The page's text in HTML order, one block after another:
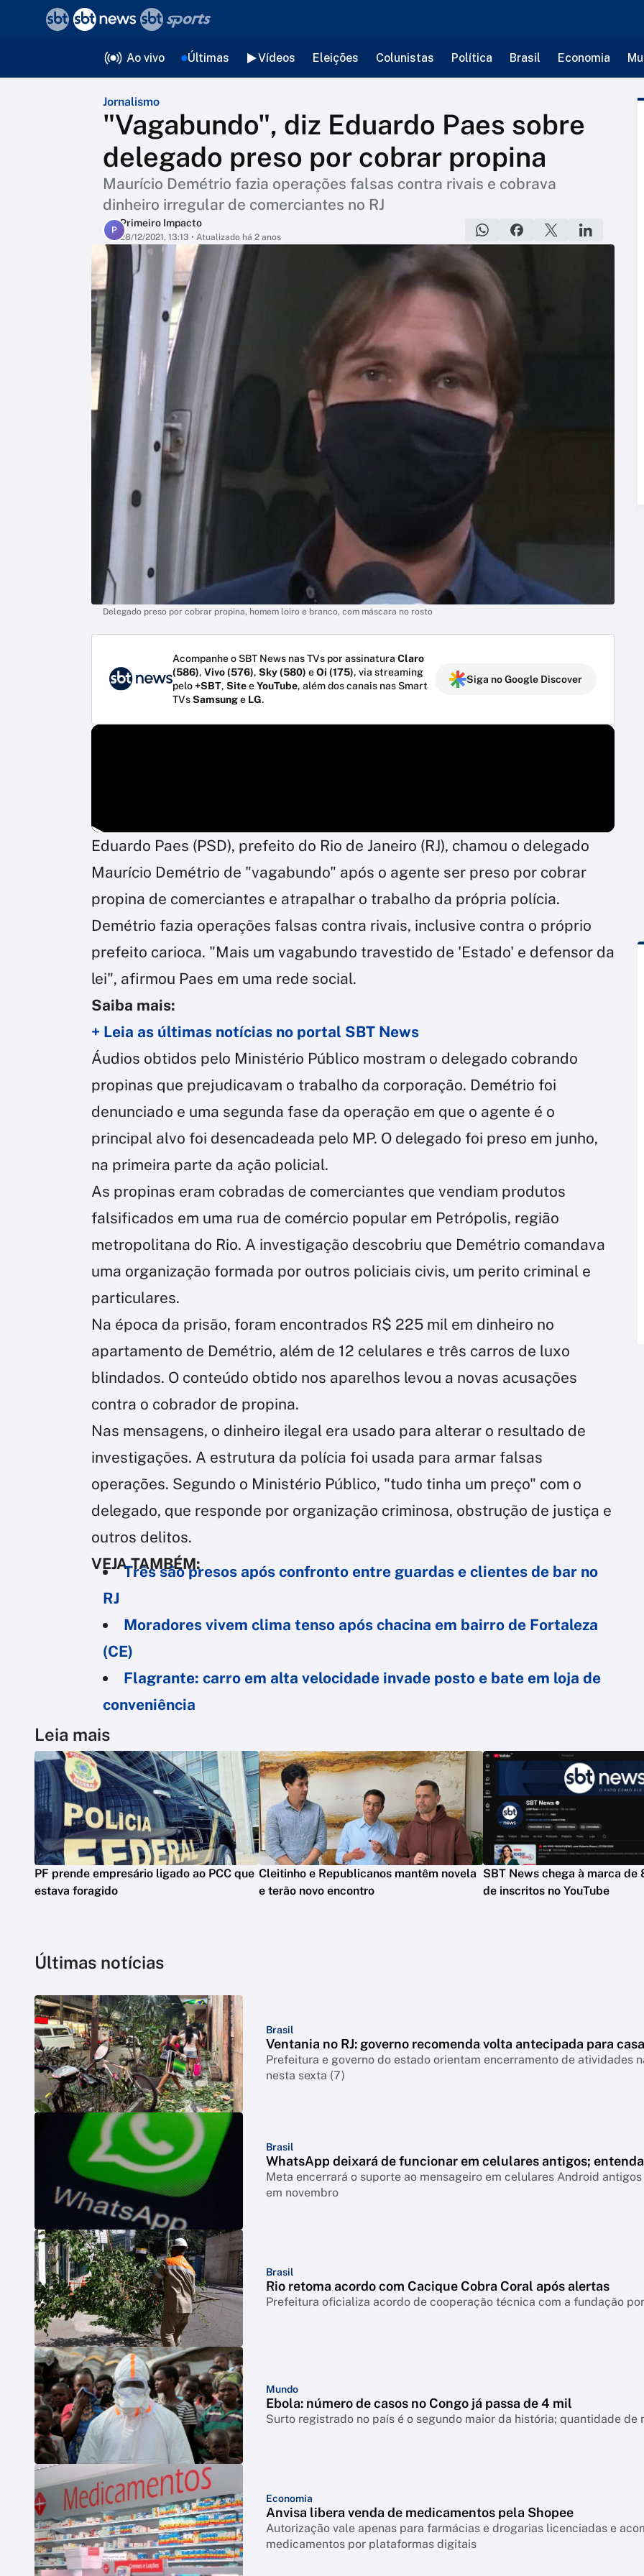
Ao vivo Últimas Vídeos Eleições Colunistas Política Brasil Economia
Jornalismo
"Vagabundo", diz Eduardo Paes sobre
delegado preso por cobrar propina
Maurício Demétrio fazia operações falsas contra rivais e cobrava
dinheiro irregular de comerciantes no RJ
P
Primeiro Impacto
28/12/2021, 13:13 • Atualizado há 2 anos
Delegado preso por cobrar propina, homem loiro e branco, com máscara no rosto
Acompanhe o SBT News nas TVs por assinatura Claro
(586), Vivo (576), Sky (580) eOi (175), via streaming
pelo+SBT, SiteeYouTube, além dos canais nas Smart
TVsSamsunge LG.
Siga no Google Discover
Eduardo Paes (PSD), prefeito do Rio de Janeiro (RJ), chamou o delegado
Maurício Demétrio de "vagabundo" após o agente ser preso por cobrar
propina de comerciantes e atrapalhar o trabalho da própria polícia.
Demétrio fazia operações falsas contra rivais, inclusive contra o próprio
prefeito carioca. "Mais um vagabundo travestido de 'Estado' e defensor da
lei", afirmou Paes em uma rede social.
Saiba mais:
+ Leia as últimas notícias no portal SBT News
Áudios obtidos pelo Ministério Público mostram o delegado cobrando
propinas que prejudicavam o trabalho da corporação. Demétrio foi
denunciado e uma segunda fase da operação em que o agente é o
principal alvo foi desencadeada pelo MP. O delegado foi preso em junho,
na primeira parte da ação policial.
As propinas eram cobradas de comerciantes que vendiam produtos
falsificados em uma rua de comércio popular em Petrópolis, região
metropolitana do Rio. A investigação descobriu que Demétrio comandava
uma organização formada por outros policiais civis, um perito criminal e
particulares.
Na época da prisão, foram encontrados R$ 225 mil em dinheiro no
apartamento de Demétrio, além de 12 celulares e três carros de luxo
blindados. O conteúdo obtido nos aparelhos levou a novas acusações
contra o cobrador de propina.
Nas mensagens, o dinheiro ilegal era usado para alterar o resultado de
investigações. A estrutura da polícia foi usada para armar falsas
operações. Segundo o Ministério Público, "tudo tinha um preço" com o
delegado, que responde por organização criminosa, obstrução de justiça e
outros delitos.
VEJA TAMBÉM:
Três são presos após confronto entre guardas e clientes de bar no
RJ
Moradores vivem clima tenso após chacina em bairro de Fortaleza
(CE)
Flagrante: carro em alta velocidade invade posto e bate em loja de
conveniência
Leia mais
PF prende empresário ligado ao PCC que
estava foragido
Cleitinho e Republicanos mantêm novela
e terão novo encontro
SBT News chega à marca de
de inscritos no YouTube
Últimas notícias
Brasil
Ventania no RJ: governo recomenda volta antecipada para casa
Prefeitura e governo do estado orientam encerramento de atividades
nesta sexta (7)
Brasil
WhatsApp deixará de funcionar em celulares antigos; entenda
Meta encerrará o suporte ao mensageiro em celulares Android
em novembro
Brasil
Rio retoma acordo com Cacique Cobra Coral após alertas
Prefeitura oficializa acordo de cooperação técnica com a fundação
Mundo
Ebola: número de casos no Congo já passa de 4 mil
Surto registrado no país é o segundo maior da história; quantidade de
Economia
Anvisa libera venda de medicamentos pela Shopee
Autorização vale apenas para farmácias e drogarias licenciadas e
medicamentos por plataformas digitais
voltar
Editorias